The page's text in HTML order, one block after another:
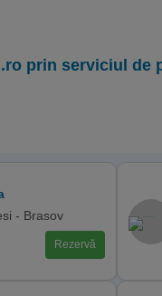
prin serviciul de
- Brasov
Rezervă